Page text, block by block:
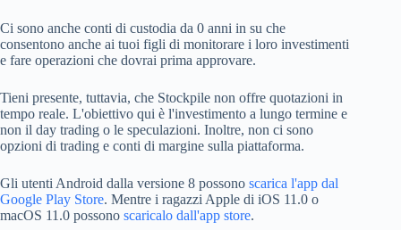
Ci sono anche conti di custodia da 0 anni in su che
consentono anche ai tuoi figli di monitorare i loro investimenti
e fare operazioni che dovrai prima approvare.
Tieni presente, tuttavia, che Stockpile non offre quotazioni in
tempo reale. L'obiettivo qui è l'investimento a lungo termine e
non il day trading o le speculazioni. Inoltre, non ci sono
opzioni di trading e conti di margine sulla piattaforma.
Gli utenti Android dalla versione 8 possono scarica l'app dal
Google Play Store. Mentre i ragazzi Apple di iOS 11.0 o
macOS 11.0 possono scaricalo dall'app store.